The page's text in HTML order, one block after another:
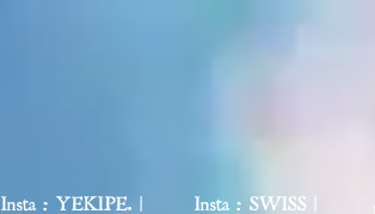
Insta : SWISS |
Insta : YEKIPE. |